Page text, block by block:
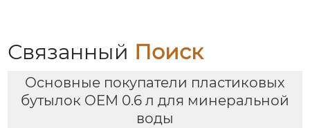
Связанный Поиск
Основные покупатели пластиковых
бутылок OEM 0.6 л для минеральной
воды